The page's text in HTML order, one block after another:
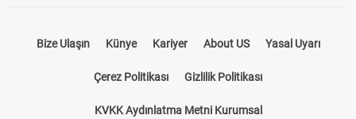
Bize Ulaşın Künye Kariyer About US Yasal Uyarı
Çerez Politikası Gizlilik Politikası
KVKK Aydınlatma Metni Kurumsal